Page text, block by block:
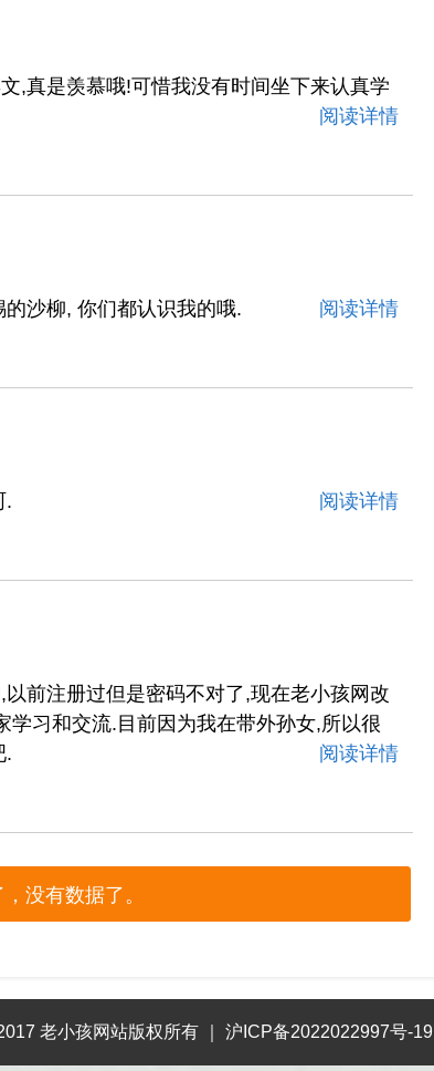
,真是羡慕哦!可惜我没有时间坐下来认真学
阅读详情
沙柳, 你们都认识我的哦.
阅读详情
.
阅读详情
前注册过但是密码不对了,现在老小孩网改
学习和交流.目前因为我在带外孙女,所以很
.
阅读详情
没有数据了。
老小孩网站版权所有 沪ICP备2022022997号-19